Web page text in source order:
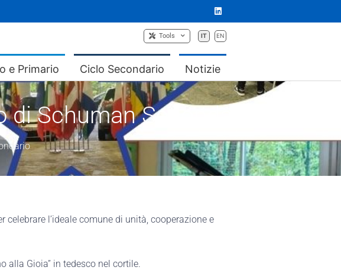
Tools IT EN
e Primario Ciclo Secondario Notizie
Schuman Secondaria
l’ideale comune di unità, cooperazione e
alla Gioia” in tedesco nel cortile.